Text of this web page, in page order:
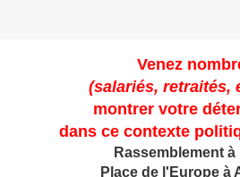
Venez
(salariés, retraités,
montrer votre
dans ce contexte
Rassemblement à
Place de l'Europe à